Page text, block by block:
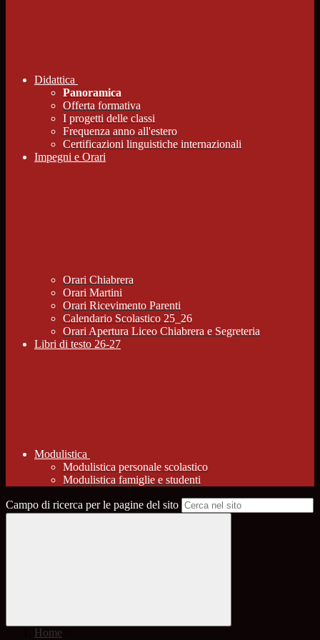
Didattica
Panoramica
Offerta formativa
I progetti delle classi
Frequenza anno all'estero
Certificazioni linguistiche internazionali
Impegni e Orari
Orari Chiabrera
Orari Martini
Orari Ricevimento Parenti
Calendario Scolastico 25_26
Orari Apertura Liceo Chiabrera e Segreteria
Libri di testo 26-27
Modulistica
Modulistica personale scolastico
Modulistica famiglie e studenti
Campo di ricerca per le pagine del sito
Home